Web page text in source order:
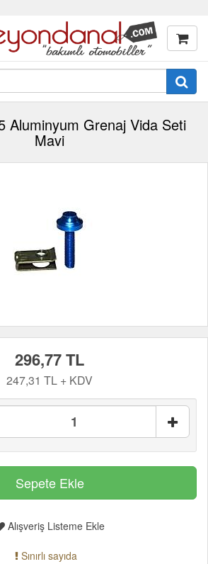
Aluminyum Grenaj Vida Seti
Mavi
296,77 TL
247,31 TL + KDV
Alışveriş Listeme Ekle
Sınırlı sayıda